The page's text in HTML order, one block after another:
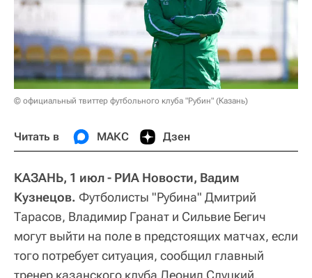
© официальный твиттер футбольного клуба "Рубин" (Казань)
Читать в МАКС Дзен
КАЗАНЬ, 1 июл - РИА Новости, Вадим
Кузнецов. Футболисты "Рубина" Дмитрий
Тарасов, Владимир Гранат и Сильвие Бегич
могут выйти на поле в предстоящих матчах, если
того потребует ситуация, сообщил главный
тренер казанского клуба Леонид Слуцкий.